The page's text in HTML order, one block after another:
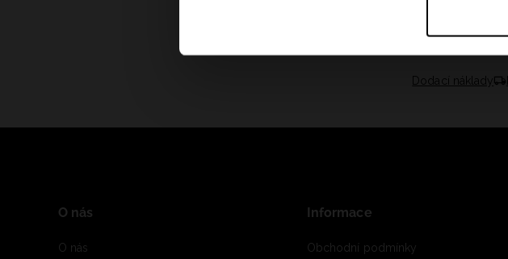
Dodací náklady
O nás
O nás
Informace
Obchodní podmínky